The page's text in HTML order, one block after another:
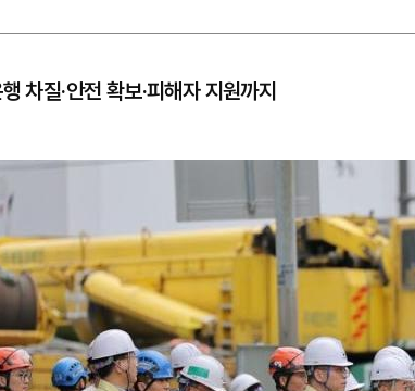
차질·안전 확보·피해자 지원까지